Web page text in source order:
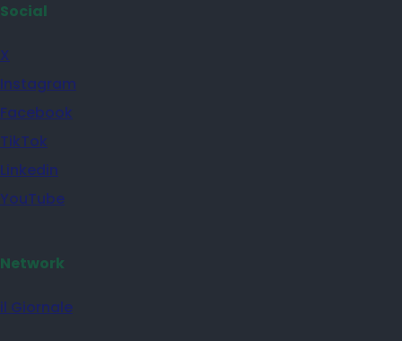
Social
X
Instagram
Facebook
TikTok
Linkedin
YouTube
Network
il Giornale